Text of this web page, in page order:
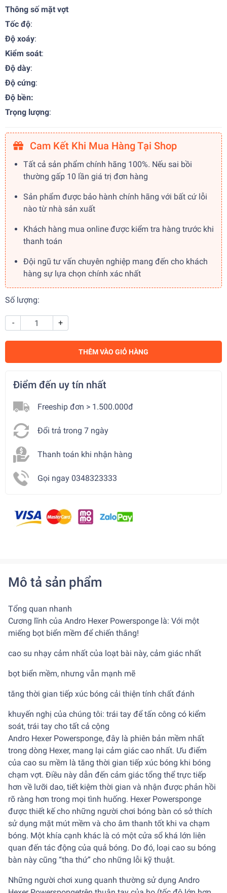
Thông số mặt vợt
Tốc độ:
Độ xoáy:
Kiểm soát:
Độ dày:
Độ cứng:
Độ bền:
Trọng lượng:
Cam Kết Khi Mua Hàng Tại Shop
Tất cả sản phẩm chính hãng 100%. Nếu sai bồi
thường gấp 10 lần giá trị đơn hàng
Sản phẩm được bảo hành chính hãng với bất cứ lỗi
nào từ nhà sản xuất
Khách hàng mua online được kiểm tra hàng trước khi
thanh toán
Đội ngũ tư vấn chuyên nghiệp mang đến cho khách
hàng sự lựa chọn chính xác nhất
Số lượng:
- +
THÊM VÀO GIỎ HÀNG
Điểm đến uy tín nhất
Freeship đơn > 1.500.000đ
Đổi trả trong 7 ngày
Thanh toán khi nhận hàng
Gọi ngay 0348323333
Mô tả sản phẩm
Tổng quan nhanh
Cương lĩnh của Andro Hexer Powersponge là: Với một
miếng bọt biển mềm để chiến thắng!
cao su nhạy cảm nhất của loạt bài này, cảm giác nhất
bọt biển mềm, nhưng vẫn mạnh mẽ
tăng thời gian tiếp xúc bóng cải thiện tính chất đánh
khuyến nghị của chúng tôi: trái tay để tấn công có kiểm
soát, trái tay cho tất cả cộng
Andro Hexer Powersponge, đây là phiên bản mềm nhất
trong dòng Hexer, mang lại cảm giác cao nhất. Ưu điểm
của cao su mềm là tăng thời gian tiếp xúc bóng khi bóng
chạm vợt. Điều này dẫn đến cảm giác tổng thể trực tiếp
hơn về lưỡi dao, tiết kiệm thời gian và nhận được phản hồi
rõ ràng hơn trong mọi tình huống. Hexer Powersponge
được thiết kế cho những người chơi bóng bàn có sở thích
sử dụng mặt mút mềm và cho âm thanh tốt khi va chạm
bóng. Một khía cạnh khác là có một cửa sổ khá lớn liên
quan đến tác động của quả bóng. Do đó, loại cao su bóng
bàn này cũng “tha thứ” cho những lỗi kỹ thuật.
Những người chơi xung quanh thường sử dụng Andro